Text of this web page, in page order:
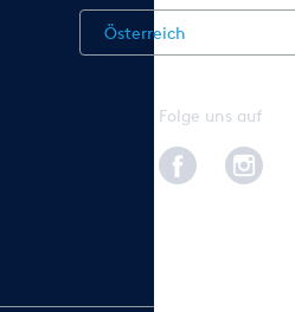
Österreich
Folge uns auf